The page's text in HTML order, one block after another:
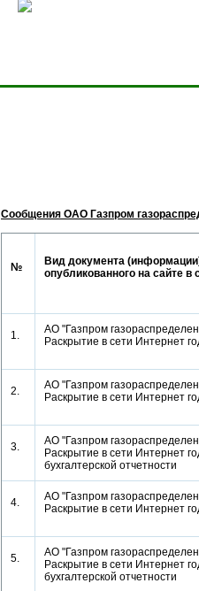
Сообщения ОАО Газпром
№
Вид документа
опубликованного на сайте в
1.
АО "Газпром
Раскрытие в сети Интернет
2.
АО "Газпром
Раскрытие в сети Интернет
3.
АО "Газпром
Раскрытие в сети Интернет
бухгалтерской отчетности
4.
АО "Газпром
Раскрытие в сети Интернет
5.
АО "Газпром
Раскрытие в сети Интернет
бухгалтерской отчетности